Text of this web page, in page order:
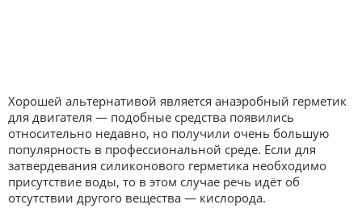
Хорошей альтернативой является анаэробный герметик
для двигателя — подобные средства появились
относительно недавно, но получили очень большую
популярность в профессиональной среде. Если для
затвердевания силиконового герметика необходимо
присутствие воды, то в этом случае речь идёт об
отсутствии другого вещества — кислорода.